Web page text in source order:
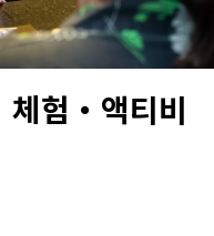
험・액티비